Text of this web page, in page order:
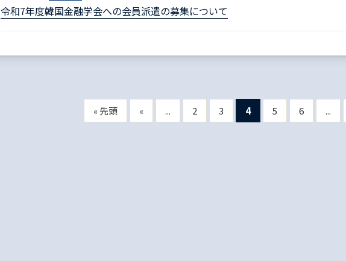
令和7年度韓国金融学会への会員派遣の募集について
« 先頭 « ... 2 3 4 5 6 ...